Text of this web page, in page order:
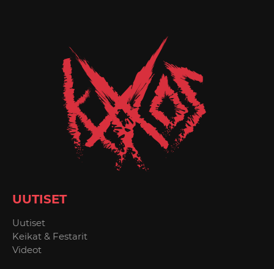
UUTISET
Uutiset
Keikat & Festarit
Videot